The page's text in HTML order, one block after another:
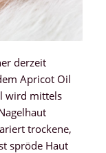
derzeit
Apricot Oil
wird mittels
trockene,
spröde Haut